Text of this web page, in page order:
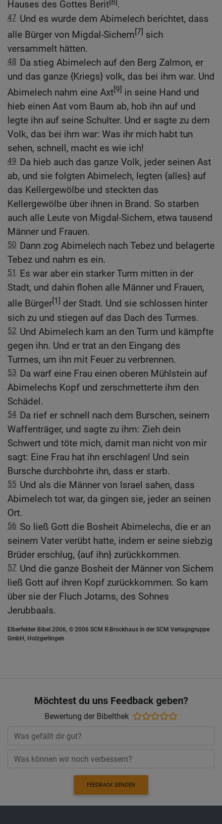
Hauses des Gottes Berit .
47 Und es wurde dem Abimelech berichtet, dass
alle Bürger von Migdal-Sichem[7] sich
versammelt hätten.
48 Da stieg Abimelech auf den Berg Zalmon, er
und das ganze {Kriegs} volk, das bei ihm war. Und
Abimelech nahm eine Axt[9] in seine Hand und
hieb einen Ast vom Baum ab, hob ihn auf und
legte ihn auf seine Schulter. Und er sagte zu dem
Volk, das bei ihm war: Was ihr mich habt tun
sehen, schnell, macht es wie ich!
49 Da hieb auch das ganze Volk, jeder seinen Ast
ab, und sie folgten Abimelech, legten {alles} auf
das Kellergewölbe und steckten das
Kellergewölbe über ihnen in Brand. So starben
auch alle Leute von Migdal-Sichem, etwa tausend
Männer und Frauen.
50 Dann zog Abimelech nach Tebez und belagerte
Tebez und nahm es ein.
51
Es war aber ein starker Turm mitten in der
Stadt, und dahin flohen alle Männer und Frauen,
alle Bürger[1] der Stadt. Und sie schlossen hinter
sich zu und stiegen auf das Dach des Turmes.
52 Und Abimelech kam an den Turm und kämpfte
gegen ihn. Und er trat an den Eingang des
Turmes, um ihn mit Feuer zu verbrennen.
53 Da warf eine Frau einen oberen Mühlstein auf
Abimelechs Kopf und zerschmetterte ihm den
Schädel.
54 Da rief er schnell nach dem Burschen, seinem
Waffenträger, und sagte zu ihm: Zieh dein
Schwert und töte mich, damit man nicht von mir
sagt: Eine Frau hat ihn erschlagen! Und sein
Bursche durchbohrte ihn, dass er starb.
55 Und als die Männer von Israel sahen, dass
Abimelech tot war, da gingen sie, jeder an seinen
Ort.
56 So ließ Gott die Bosheit Abimelechs, die er an
seinem Vater verübt hatte, indem er seine siebzig
Brüder erschlug, {auf ihn} zurückkommen.
57 Und die ganze Bosheit der Männer von Sichem
ließ Gott auf ihren Kopf zurückkommen. So kam
über sie der Fluch Jotams, des Sohnes
Jerubbaals.
Elberfelder Bibel 2006, © 2006 SCM R.Brockhaus in der SCM Verlagsgruppe
GmbH, Holzgerlingen
Möchtest du uns Feedback geben?
Bewertung der Bibelthek
FEEDBACK SENDEN